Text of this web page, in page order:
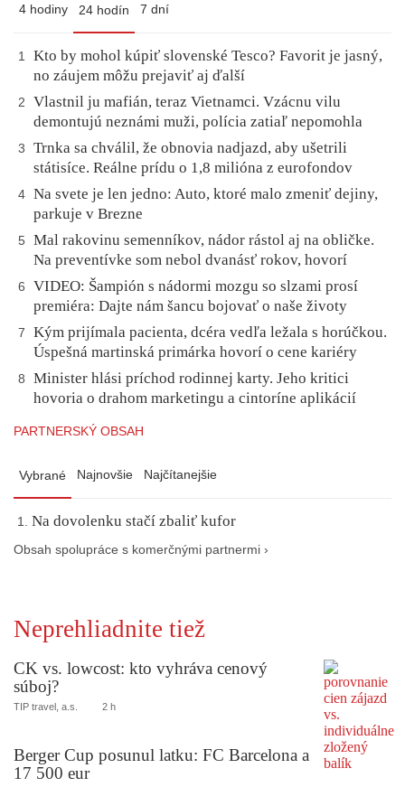
4 hodiny 24 hodín 7 dní
1
Kto by mohol kúpiť slovenské Tesco? Favorit je jasný,
no záujem môžu prejaviť aj ďalší
2
Vlastnil ju mafián, teraz Vietnamci. Vzácnu vilu
demontujú neznámi muži, polícia zatiaľ nepomohla
3
Trnka sa chválil, že obnovia nadjazd, aby ušetrili
státisíce. Reálne prídu o 1,8 milióna z eurofondov
4 Na svete je len jedno: Auto, ktoré malo zmeniť dejiny,
parkuje v Brezne
5
Mal rakovinu semenníkov, nádor rástol aj na obličke.
Na preventívke som nebol dvanásť rokov, hovorí
6
VIDEO: Šampión s nádormi mozgu so slzami prosí
premiéra: Dajte nám šancu bojovať o naše životy
7
Kým prijímala pacienta, dcéra vedľa ležala s horúčkou.
Úspešná martinská primárka hovorí o cene kariéry
8
Minister hlási príchod rodinnej karty. Jeho kritici
hovoria o drahom marketingu a cintoríne aplikácií
PARTNERSKÝ OBSAH
Vybrané Najnovšie Najčítanejšie
Na dovolenku stačí zbaliť kufor
Obsah spolupráce s komerčnými partnermi ›
Neprehliadnite tiež
CK vs. lowcost: kto vyhráva cenový
súboj?
TIP travel, a.s. 2 h
Berger Cup posunul latku: FC Barcelona a
17 500 eur